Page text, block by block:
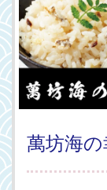
萬坊海の